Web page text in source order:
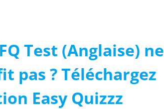
Test (Anglaise) ne
pas ? Téléchargez
Easy Quizzz